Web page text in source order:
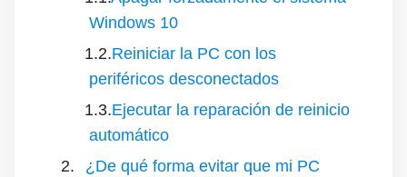
Windows 10
Reiniciar la PC con los
periféricos desconectados
Ejecutar la reparación de reinicio
automático
¿De qué forma evitar que mi PC